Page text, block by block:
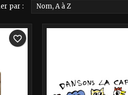
par : Nom, A à Z
favorite_border